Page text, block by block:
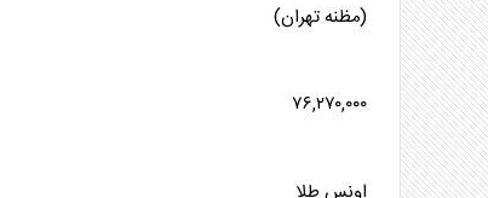
(مظنه تهران)
۷۶,۲۷۰,۰۰۰